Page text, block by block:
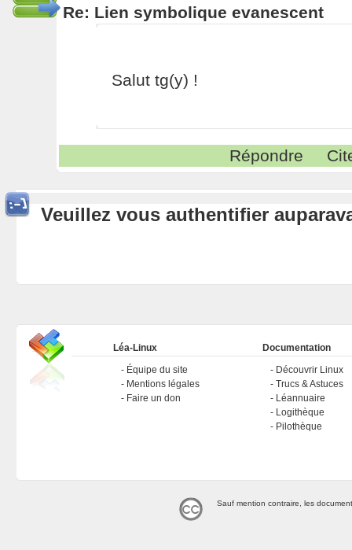
Re: Lien symbolique evanescent
Salut tg(y) !
Répondre
Veuillez vous authentifier
Léa-Linux
Équipe du site
Mentions légales
Faire un don
Documentation
Découvrir Linux
Trucs & Astuces
Léannuaire
Logithèque
Pilothèque
Sauf mention contraire, les